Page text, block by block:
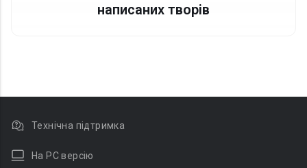
написаних творів
Технічна підтримка
На PC версію